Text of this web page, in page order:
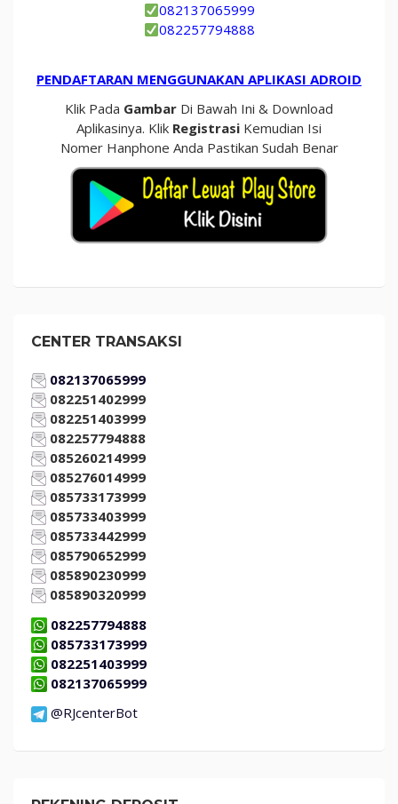
082137065999
082257794888
PENDAFTARAN MENGGUNAKAN APLIKASI ADROID
Klik Pada Gambar Di Bawah Ini & Download
Aplikasinya. Klik Registrasi Kemudian Isi
Nomer Hanphone Anda Pastikan Sudah Benar
CENTER TRANSAKSI
082137065999
082251402999
082251403999
082257794888
085260214999
085276014999
085733173999
085733403999
085733442999
085790652999
085890230999
085890320999
082257794888
085733173999
082251403999
082137065999
@RJcenterBot